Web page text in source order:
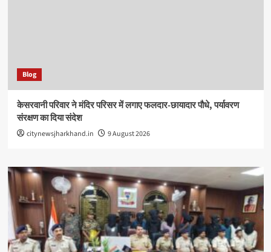
Blog
केसरवानी परिवार ने मंदिर परिसर में लगाए फलदार-छायादार पौधे, पर्यावरण
संरक्षण का दिया संदेश
citynewsjharkhand.in 9 August 2026